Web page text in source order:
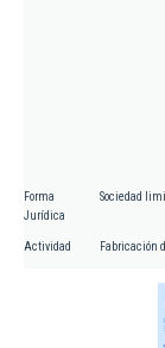
Forma
Jurídica
Sociedad
Actividad Fabricación